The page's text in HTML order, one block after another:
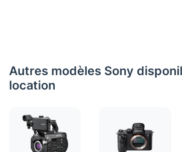
Autres modèles Sony
location